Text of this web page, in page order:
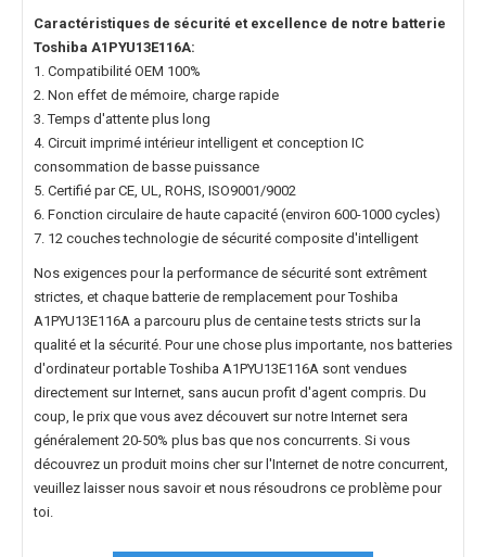
Caractéristiques de sécurité et excellence de notre batterie
Toshiba A1PYU13E116A:
1. Compatibilité OEM 100%
2. Non effet de mémoire, charge rapide
3. Temps d'attente plus long
4. Circuit imprimé intérieur intelligent et conception IC
consommation de basse puissance
5. Certifié par CE, UL, ROHS, ISO9001/9002
6. Fonction circulaire de haute capacité (environ 600-1000 cycles)
7. 12 couches technologie de sécurité composite d'intelligent
Nos exigences pour la performance de sécurité sont extrêment
strictes, et chaque batterie de remplacement pour Toshiba
A1PYU13E116A a parcouru plus de centaine tests stricts sur la
qualité et la sécurité. Pour une chose plus importante, nos batteries
d'ordinateur portable Toshiba A1PYU13E116A sont vendues
directement sur Internet, sans aucun profit d'agent compris. Du
coup, le prix que vous avez découvert sur notre Internet sera
généralement 20-50% plus bas que nos concurrents. Si vous
découvrez un produit moins cher sur l'Internet de notre concurrent,
veuillez laisser nous savoir et nous résoudrons ce problème pour
toi.